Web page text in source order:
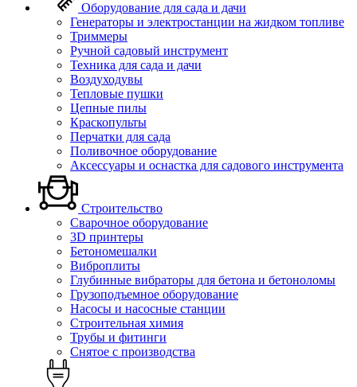
Оборудование для сада и дачи
Генераторы и электростанции на жидком топливе
Триммеры
Ручной садовый инструмент
Техника для сада и дачи
Воздуходувы
Тепловые пушки
Цепные пилы
Краскопульты
Перчатки для сада
Поливочное оборудование
Аксессуары и оснастка для садового инструмента
Строительство
Сварочное оборудование
3D принтеры
Бетономешалки
Виброплиты
Глубинные вибраторы для бетона и бетоноломы
Грузоподъемное оборудование
Насосы и насосные станции
Строительная химия
Трубы и фитинги
Снятое с производства